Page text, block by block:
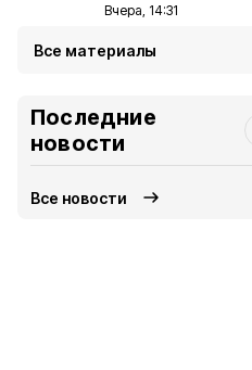
Вчера, 14:31
Все материалы
Последние
новости
Все новости